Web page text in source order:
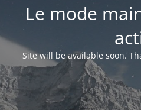
Le mode
Site will be available soon.